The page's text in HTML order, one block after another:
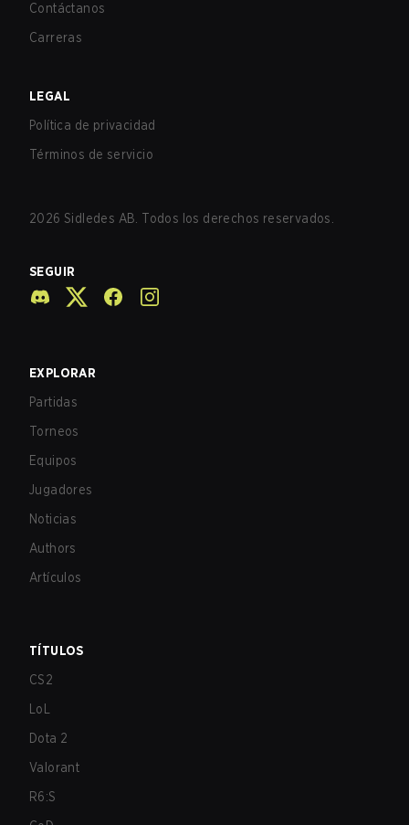
Contáctanos
Carreras
LEGAL
Política de privacidad
Términos de servicio
2026 Sidledes AB. Todos los derechos reservados.
SEGUIR
EXPLORAR
Partidas
Torneos
Equipos
Jugadores
Noticias
Authors
Artículos
TÍTULOS
CS2
LoL
Dota 2
Valorant
R6:S